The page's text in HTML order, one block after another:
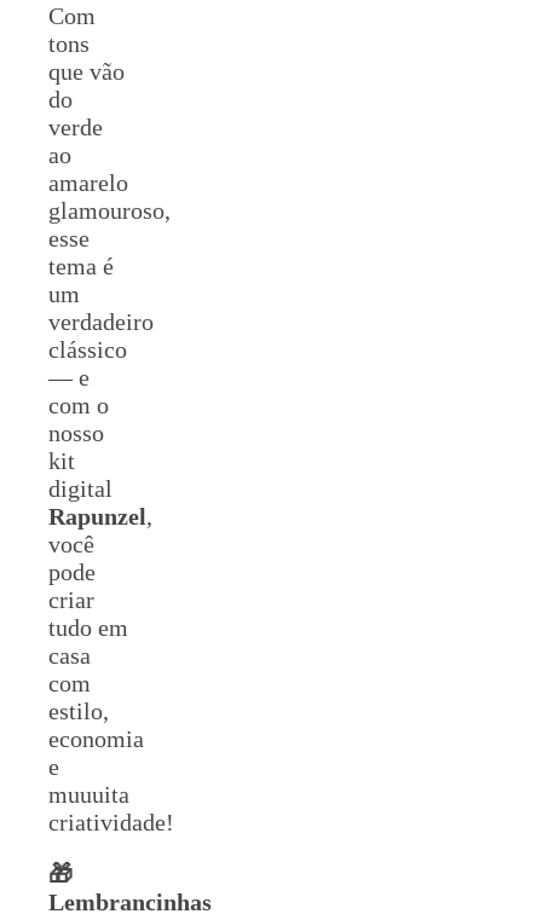
Com
tons
que vão
do
verde
ao
amarelo
glamouroso,
esse
tema é
um
verdadeiro
clássico
— e
com o
nosso
kit
digital
Rapunzel,
você
pode
criar
tudo em
casa
com
estilo,
economia
e
muuuita
criatividade!
🎁
Lembrancinhas